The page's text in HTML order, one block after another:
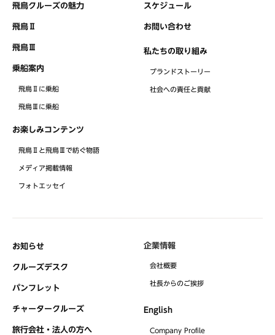
飛鳥クルーズの魅力
飛鳥Ⅱ
飛鳥Ⅲ
乗船案内
飛鳥Ⅱに乗船
飛鳥Ⅲに乗船
お楽しみコンテンツ
飛鳥Ⅱと飛鳥Ⅲで紡ぐ物語
メディア掲載情報
フォトエッセイ
スケジュール
お問い合わせ
私たちの取り組み
ブランドストーリー
社会への責任と貢献
お知らせ
クルーズデスク
パンフレット
チャータークルーズ
旅行会社・法人の方へ
企業情報
会社概要
社⻑からのご挨拶
English
Company Profile